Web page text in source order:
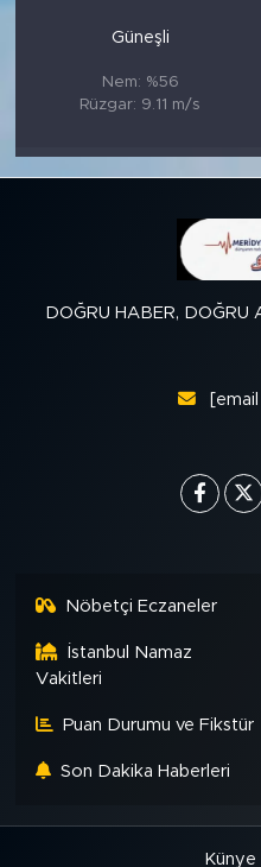
Güneşli
Nem: %56
Rüzgar: 9.11 m/s
DOĞRU HABER,
Nöbetçi Eczaneler
İstanbul Namaz
Vakitleri
Puan Durumu ve Fikstür
Son Dakika Haberleri
Künye